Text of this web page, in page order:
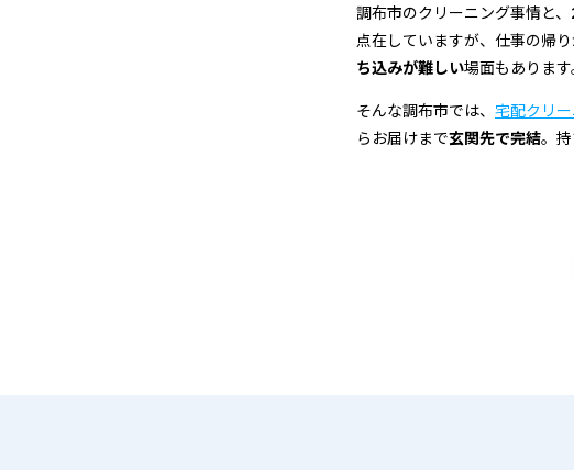
調布市のクリーニング事情と、
点在していますが、仕事の帰
ち込みが難しい場面もあります
そんな調布市では、 宅配クリー
らお届けまで玄関先で完結。